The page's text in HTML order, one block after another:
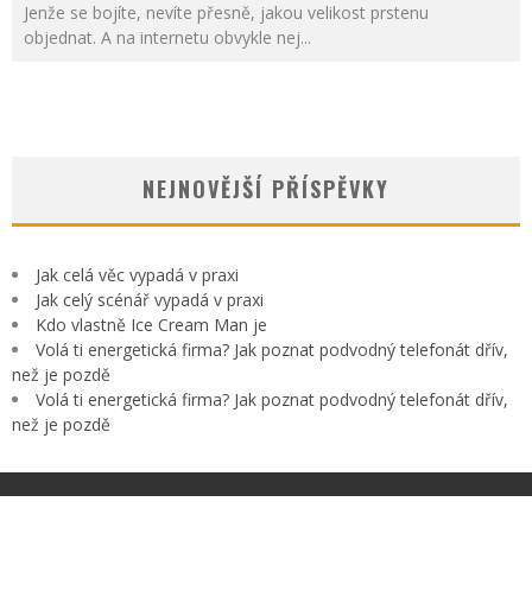
Jenže se bojíte, nevíte přesně, jakou velikost prstenu
objednat. A na internetu obvykle nej...
NEJNOVĚJŠÍ PŘÍSPĚVKY
Jak celá věc vypadá v praxi
Jak celý scénář vypadá v praxi
Kdo vlastně Ice Cream Man je
Volá ti energetická firma? Jak poznat podvodný telefonát dřív,
než je pozdě
Volá ti energetická firma? Jak poznat podvodný telefonát dřív,
než je pozdě